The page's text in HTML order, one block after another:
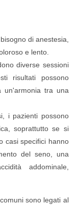
di anestesia,
e lento.
diverse sessioni
risultati possono
un'armonia tra una
i pazienti possono
soprattutto se si
casi specifici hanno
del seno, una
addominale,
sono legati al